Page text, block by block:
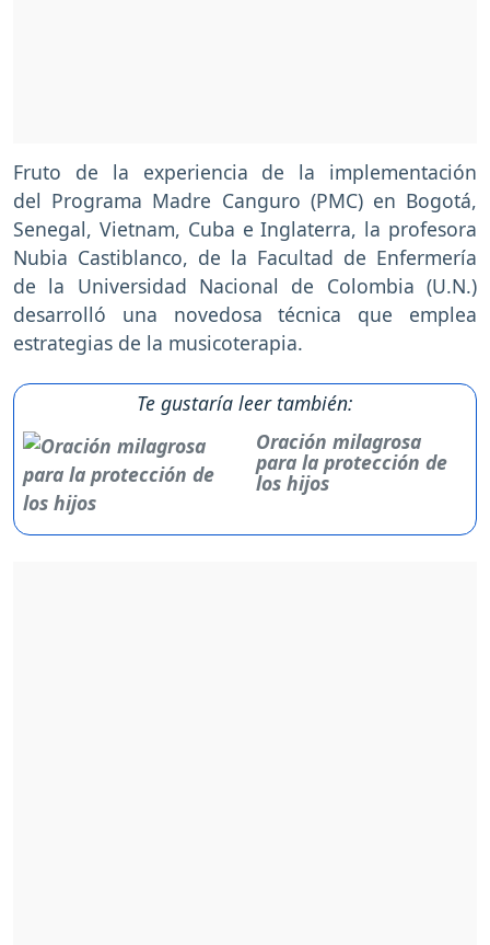
Fruto de la experiencia de la implementación
del Programa Madre Canguro (PMC) en Bogotá,
Senegal, Vietnam, Cuba e Inglaterra, la profesora
Nubia Castiblanco, de la Facultad de Enfermería
de la Universidad Nacional de Colombia (U.N.)
desarrolló una novedosa técnica que emplea
estrategias de la musicoterapia.
Te gustaría leer también:
Oración milagrosa
para la protección de
los hijos